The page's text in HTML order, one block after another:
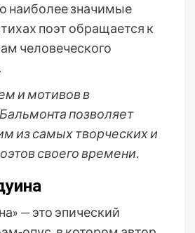
наиболее значимые
поэт обращается к
человеческого
и мотивов в
позволяет
из самых творческих и
своего времени.
— это эпический